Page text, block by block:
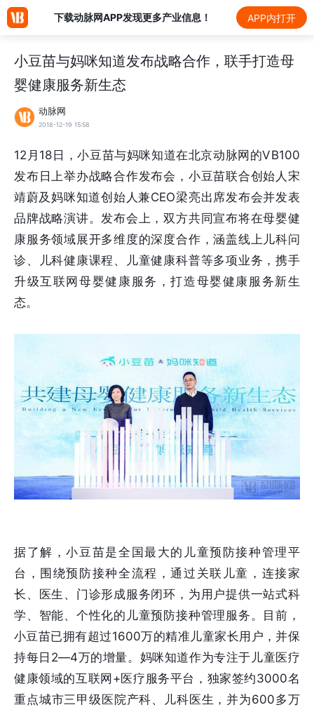
下载动脉网APP发现更多产业信息！ APP内打开
小豆苗与妈咪知道发布战略合作，联手打造母
婴健康服务新生态
动脉网
2018-12-19 15:58
12月18日，小豆苗与妈咪知道在北京动脉网的VB100
发布日上举办战略合作发布会，小豆苗联合创始人宋
靖蔚及妈咪知道创始人兼CEO梁亮出席发布会并发表
品牌战略演讲。发布会上，双方共同宣布将在母婴健
康服务领域展开多维度的深度合作，涵盖线上儿科问
诊、儿科健康课程、儿童健康科普等多项业务，携手
升级互联网母婴健康服务，打造母婴健康服务新生
态。
据了解，小豆苗是全国最大的儿童预防接种管理平
台，围绕预防接种全流程，通过关联儿童，连接家
长、医生、门诊形成服务闭环，为用户提供一站式科
学、智能、个性化的儿童预防接种管理服务。目前，
小豆苗已拥有超过1600万的精准儿童家长用户，并保
持每日2—4万的增量。妈咪知道作为专注于儿童医疗
健康领域的互联网+医疗服务平台，独家签约3000名
重点城市三甲级医院产科、儿科医生，并为600多万